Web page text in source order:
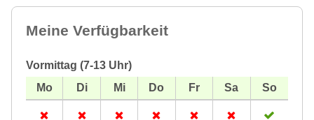
Meine Verfügbarkeit
Vormittag (7-13 Uhr)